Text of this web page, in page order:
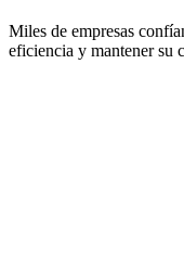
Miles de empresas
eficiencia y mantener su